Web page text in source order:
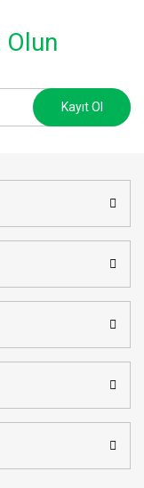
Olun
Kayıt Ol